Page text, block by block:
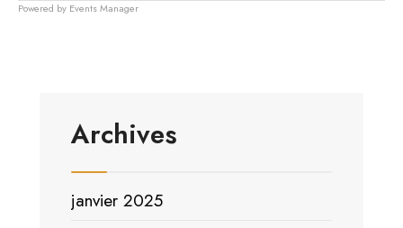
Powered by Events Manager
Archives
janvier 2025